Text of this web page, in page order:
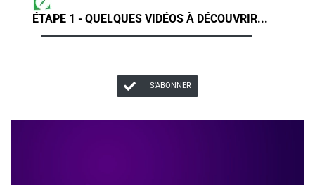
ÉTAPE 1 - QUELQUES VIDÉOS À DÉCOUVRIR...
S'ABONNER